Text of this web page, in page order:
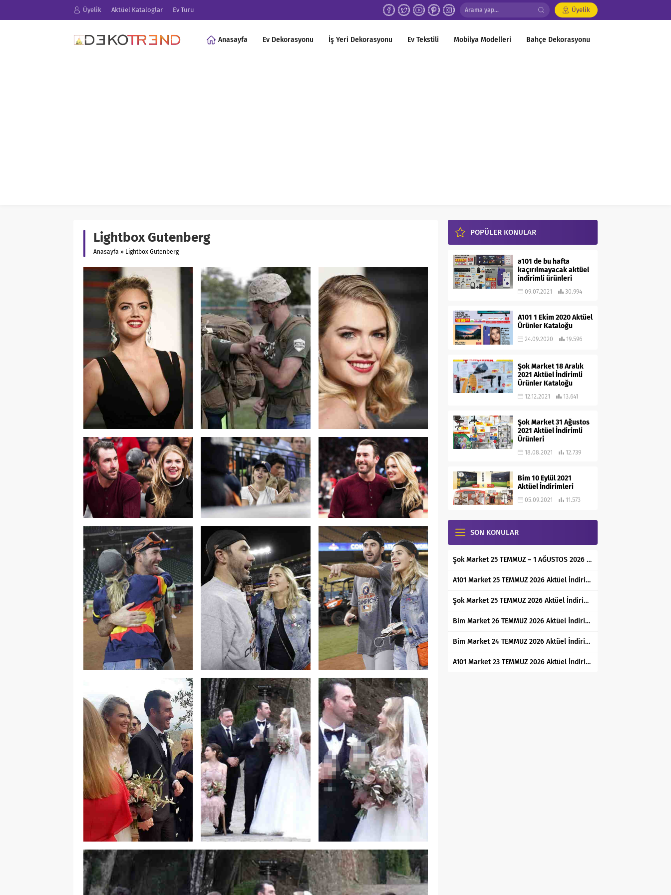
Üyelik Aktüel Kataloglar Ev Turu Üyelik
Anasayfa Ev Dekorasyonu İş Yeri Dekorasyonu Ev Tekstili Mobilya Modelleri Bahçe Dekorasyonu
Lightbox Gutenberg
Anasayfa » Lightbox Gutenberg
POPÜLER KONULAR
a101 de bu hafta
kaçırılmayacak aktüel
indirimli ürünleri
09.07.2021 30.994
A101 1 Ekim 2020 Aktüel
Ürünler Kataloğu
24.09.2020 19.596
Şok Market 18 Aralık
2021 Aktüel İndirimli
Ürünler Kataloğu
12.12.2021 13.641
Şok Market 31 Ağustos
2021 Aktüel İndirimli
Ürünleri
18.08.2021 12.739
Bim 10 Eylül 2021
Aktüel İndirimleri
05.09.2021 11.573
SON KONULAR
Şok Market 25 TEMMUZ – 1 AĞUSTOS 2026 Aktüel İndirimli Ürünler Kataloğu
A101 Market 25 TEMMUZ 2026 Aktüel İndirimli Ürünler Kataloğu
Şok Market 25 TEMMUZ 2026 Aktüel İndirimli Ürünler Kataloğu
Bim Market 26 TEMMUZ 2026 Aktüel İndirimli Ürünler Kataloğu
Bim Market 24 TEMMUZ 2026 Aktüel İndirimli Ürünler Kataloğu
A101 Market 23 TEMMUZ 2026 Aktüel İndirimli Ürünler Kataloğu